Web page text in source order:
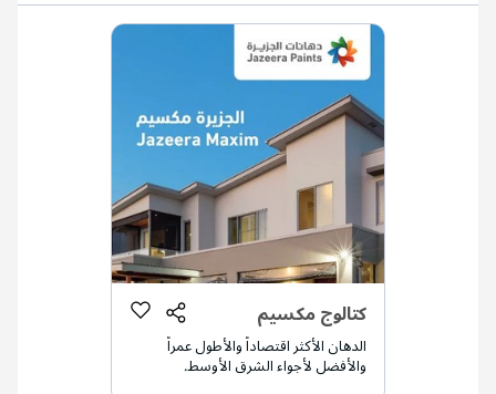
كتالوج مكسيم
الدهان الأكثر اقتصاداً والأطول عمراً
والأفضل لأجواء الشرق الأوسط.